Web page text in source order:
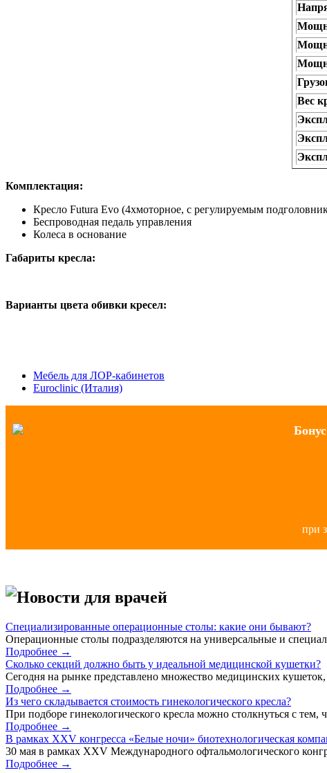
Вес
Комплектация:
Кресло Futura Evo (4хмоторное, с регулируемым
Беспроводная педаль управления
Колеса в основание
Габариты кресла:
Варианты цвета обивки кресел:
Мебель для ЛОР-кабинетов
Euroclinic (Италия)
при
Новости для врачей
Специализированные операционные столы: какие они бывают?
Операционные столы подразделяются на универсальные и
Подробнее →
Сколько секций должно быть у идеальной медицинской кушетки?
Сегодня на рынке представлено множество медицинских
Подробнее →
Из чего складывается стоимость гинекологического кресла?
При подборе гинекологического кресла можно столкнуться с тем,
Подробнее →
В рамках XXV конгресса «Белые ночи» биотехнологическая
30 мая в рамках XXV Международного офтальмологического
Подробнее →